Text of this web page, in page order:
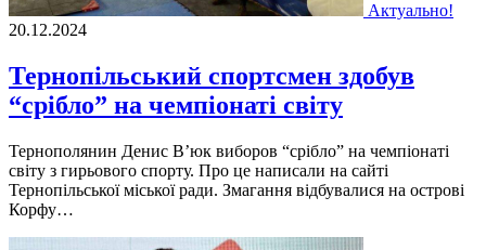
Актуально!
20.12.2024
Тернопільський спортсмен здобув
“срібло” на чемпіонаті світу
Тернополянин Денис В’юк виборов “срібло” на чемпіонаті
світу з гирьового спорту. Про це написали на сайті
Тернопільської міської ради. Змагання відбувалися на острові
Корфу…